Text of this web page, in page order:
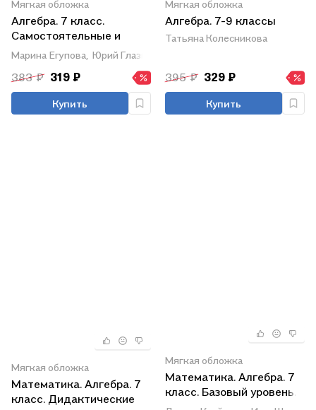
Мягкая обложка
Алгебра. 7 класс.
Самостоятельные и
контрольные работы к
учебнику Ю.Н.
Макарычева и др.; под
ред. С.А. Теляковского
"Математика. Алгебра. 7
Марина Егупова, Юрий Глазков
383 ₽ 319 ₽
Купить
Мягкая обложка
Алгебра. 7-9 классы
Татьяна Колесникова
395 ₽ 329 ₽
Купить
Мягкая обложка
Математика. Алгебра. 7
класс. Дидактические
Мягкая обложка
Математика. Алгебра. 7
класс. Базовый уровень.
Рабочая тетрадь. В двух